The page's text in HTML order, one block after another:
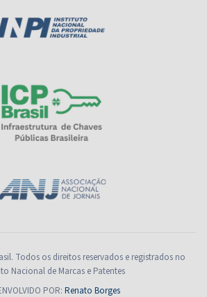
Todos os direitos reservados e registrados no
Nacional de Marcas e Patentes
POR: Renato Borges